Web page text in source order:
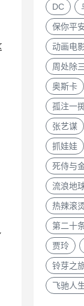
DC
保你平
动画电
周处除
奥斯卡
孤注一
张艺谋
抓娃娃
死侍与
流浪地
热辣滚
第二十
贾玲
铃芽之
飞驰人